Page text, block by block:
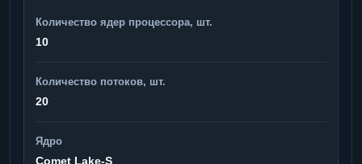
Количество ядер процессора, шт.
10
Количество потоков, шт.
20
Ядро
Comet Lake-S